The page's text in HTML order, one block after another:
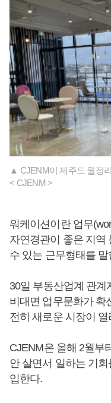
▲ CJENM이 제주도 월정
< CJENM >
워케이션이란 업무
자연경관이 좋은 지역
수 있는 근무형태를 말
30일 부동산업계 관
비대면 업무문화가 확
전히 새로운 시장이
CJENM은 올해 2월부
안 살면서 일하는 기
입한다.